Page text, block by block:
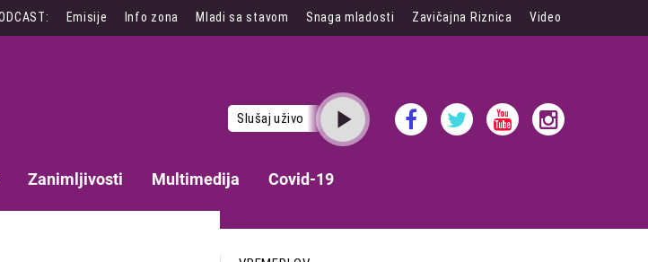
Emisije Info zona Mladi sa stavom Snaga mladosti Zavičajna Riznica Video
Slušaj uživo
Zanimljivosti Multimedija Covid-19